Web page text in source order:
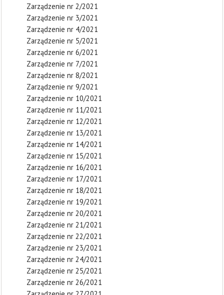
Zarządzenie nr 2/2021
Zarządzenie nr 3/2021
Zarządzenie nr 4/2021
Zarządzenie nr 5/2021
Zarządzenie nr 6/2021
Zarządzenie nr 7/2021
Zarządzenie nr 8/2021
Zarządzenie nr 9/2021
Zarządzenie nr 10/2021
Zarządzenie nr 11/2021
Zarządzenie nr 12/2021
Zarządzenie nr 13/2021
Zarządzenie nr 14/2021
Zarządzenie nr 15/2021
Zarządzenie nr 16/2021
Zarządzenie nr 17/2021
Zarządzenie nr 18/2021
Zarządzenie nr 19/2021
Zarządzenie nr 20/2021
Zarządzenie nr 21/2021
Zarządzenie nr 22/2021
Zarządzenie nr 23/2021
Zarządzenie nr 24/2021
Zarządzenie nr 25/2021
Zarządzenie nr 26/2021